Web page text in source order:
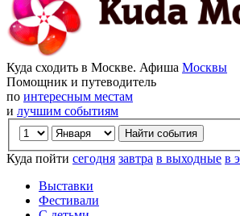
Куда сходить в Москве. Афиша Москвы
Помощник и путеводитель
по интересным местам
и лучшим событиям
Куда пойти сегодня завтра в выходные в
Выставки
Фестивали